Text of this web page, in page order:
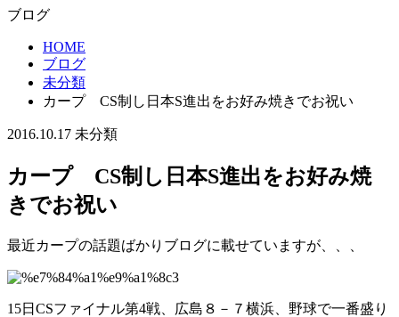
ブログ
HOME
ブログ
未分類
カープ CS制し日本S進出をお好み焼きでお祝い
2016.10.17 未分類
カープ CS制し日本S進出をお好み焼
きでお祝い
最近カープの話題ばかりブログに載せていますが、、、
15日CSファイナル第4戦、広島８－７横浜、野球で一番盛り